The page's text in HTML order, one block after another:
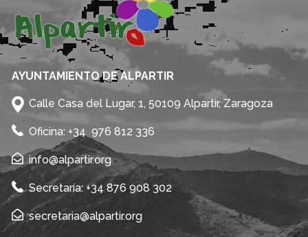
AYUNTAMIENTO DE ALPARTIR
Calle Casa del Lugar, 1, 50109 Alpartir, Zaragoza
Oficina: +34 976 812 336
info@alpartir.org
Secretaría: +34 876 908 302
secretaria@alpartir.org